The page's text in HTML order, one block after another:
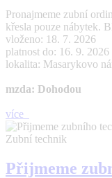
Pronajmeme zubní
křesla pouze nábytek.
vloženo: 18. 7. 2026
platnost do: 16. 9. 2026
lokalita: Masarykovo
mzda: Dohodou
více
Zubní technik
Přijmeme